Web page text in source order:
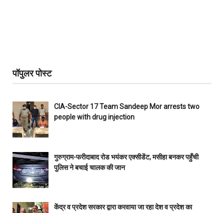
पॉपुलर पोस्ट
CIA-Sector 17 Team Sandeep Mor arrests two
people with drug injection
गुरुग्राम-फरीदाबाद रोड भयंकर एक्सीडेंट, मसीहा बनकर पहुँची
पुलिस ने बचाई चालक की जान
केंद्र व प्रदेश सरकार द्वारा करवाया जा रहा देश व प्रदेश का